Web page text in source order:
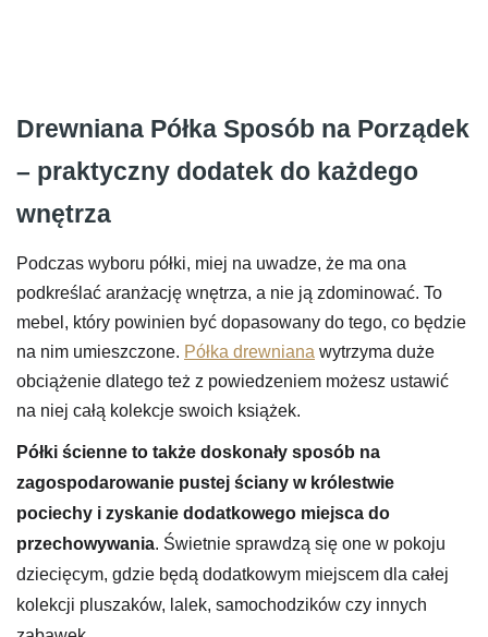
Drewniana Półka Sposób na Porządek
– praktyczny dodatek do każdego
wnętrza
Podczas wyboru półki, miej na uwadze, że ma ona
podkreślać aranżację wnętrza, a nie ją zdominować. To
mebel, który powinien być dopasowany do tego, co będzie
na nim umieszczone. Półka drewniana wytrzyma duże
obciążenie dlatego też z powiedzeniem możesz ustawić
na niej całą kolekcje swoich książek.
Półki ścienne to także doskonały sposób na
zagospodarowanie pustej ściany w królestwie
pociechy i zyskanie dodatkowego miejsca do
przechowywania. Świetnie sprawdzą się one w pokoju
dziecięcym, gdzie będą dodatkowym miejscem dla całej
kolekcji pluszaków, lalek, samochodzików czy innych